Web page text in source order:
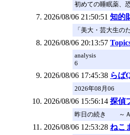
初めての睡眠薬、
2026/08/06 21:50:51 知的
「美大・芸大生の
2026/08/06 20:13:57
analysis
6
2026/08/06 17:45:38 らば
2026年08月06
2026/08/06 15:56:14 探偵
昨日の続き ～Ａ
2026/08/06 12:53:28 ねこ